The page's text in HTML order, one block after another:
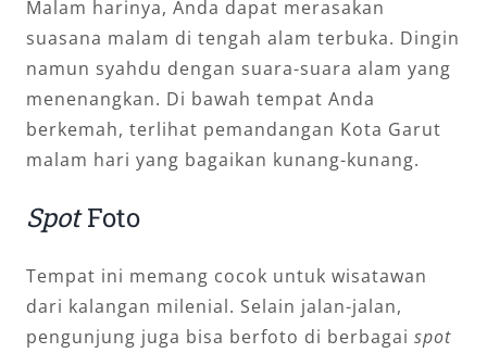
Malam harinya, Anda dapat merasakan
suasana malam di tengah alam terbuka. Dingin
namun syahdu dengan suara-suara alam yang
menenangkan. Di bawah tempat Anda
berkemah, terlihat pemandangan Kota Garut
malam hari yang bagaikan kunang-kunang.
SpotFoto
Tempat ini memang cocok untuk wisatawan
dari kalangan milenial. Selain jalan-jalan,
pengunjung juga bisa berfoto di berbagai spot